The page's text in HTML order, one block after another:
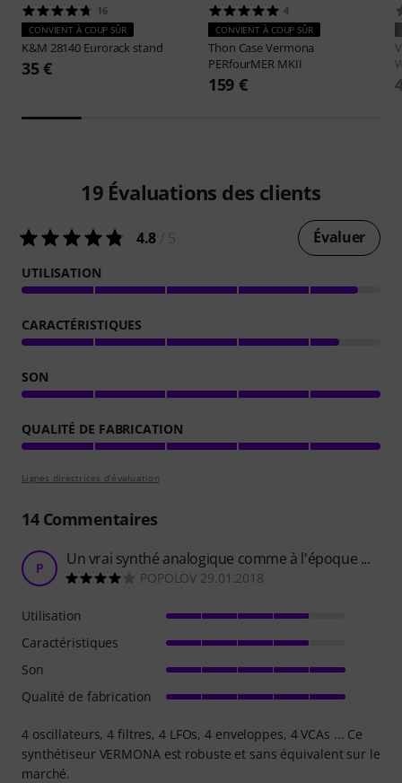
16
CONVIENT À COUP SÛR
K&M 28140 Eurorack stand
35 €
4
CONVIENT À COUP SÛR
Thon Case Vermona
PERfourMER MKII
159 €
19 Évaluations des clients
4.8 Évaluer
UTILISATION
CARACTÉRISTIQUES
SON
QUALITÉ DE FABRICATION
Lignes directrices d'évaluation
14Commentaires
P Un vrai synthé analogique comme à l'époque ...
POPOLOV 29.01.2018
4 oscillateurs, 4 filtres, 4 LFOs, 4 enveloppes, 4 VCAs ... Ce
synthétiseur VERMONA est robuste et sans équivalent sur le
marché.
Utilisation
Caractéristiques
Son
Qualité de fabrication